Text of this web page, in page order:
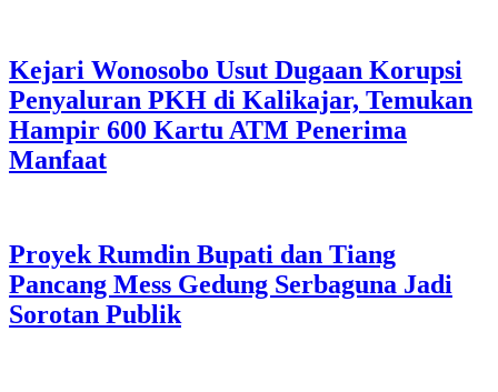
Kejari Wonosobo Usut Dugaan Korupsi
Penyaluran PKH di Kalikajar, Temukan
Hampir 600 Kartu ATM Penerima
Manfaat
Proyek Rumdin Bupati dan Tiang
Pancang Mess Gedung Serbaguna Jadi
Sorotan Publik